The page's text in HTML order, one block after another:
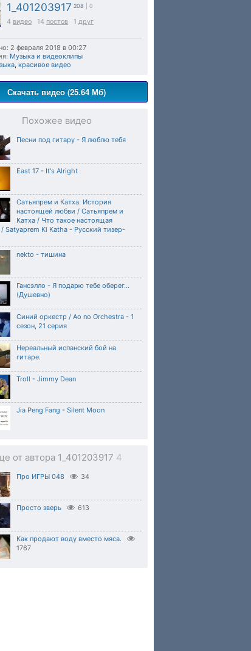
1_401203917 208 | 0
4 видео 14 постов 1 друг
2 февраля 2018 в 00:27
Музыка и видеоклипы
, красивое видео
Скачать видео (25.64 Мб)
Похожее видео
Песни под гитару - Я люблю тебя
East 17 - It's Alright
Сатьяпрем и Катха. История
настоящей любви / Сатьяпрем и
Катха / Что такое настоящая
Satyaprem Ki Katha - Русский тизер-
nekto - тишина
Гансэлло - Я подарю тебе оберег...
(Душевно)
Синий оркестр / Ao no Orchestra - 1
сезон, 21 серия
Нереальный испанский бой на
гитаре.
Troll - Jimmy Dean
Jia Peng Fang - Silent Moon
от автора 1_401203917 4
Про ИГРЫ 048 34
Просто зверь 613
Как продают воду вместо мяса.
1767